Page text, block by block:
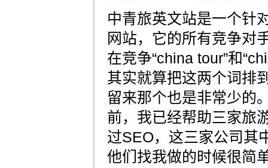
中青旅英文站是一个针
网站，它的所有竞争对
在竞争“china tour”和
其实就算把这两个词排
留来那个也是非常少的
前，我已经帮助三家旅
过SEO，这三家公司其
他们找我做的时候很简